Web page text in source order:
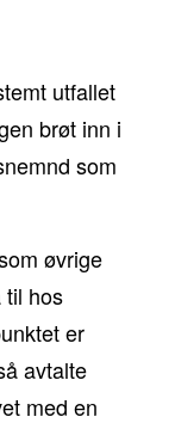
utfallet
brøt inn i
som
øvrige
til hos
er
avtalte
med en